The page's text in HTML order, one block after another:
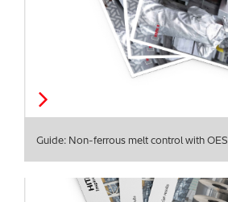
Guide: Non-ferrous melt control with OES